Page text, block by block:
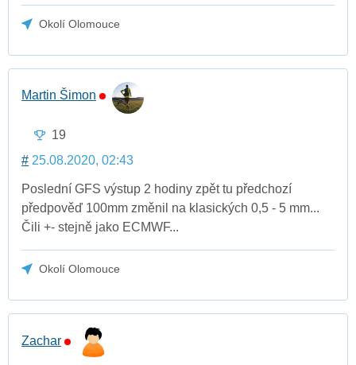
Okolí Olomouce
Martin Šimon
19
# 25.08.2020, 02:43
Poslední GFS výstup 2 hodiny zpět tu předchozí
předpověď 100mm změnil na klasických 0,5 - 5 mm...
Čili +- stejně jako ECMWF...
Okolí Olomouce
Zachar